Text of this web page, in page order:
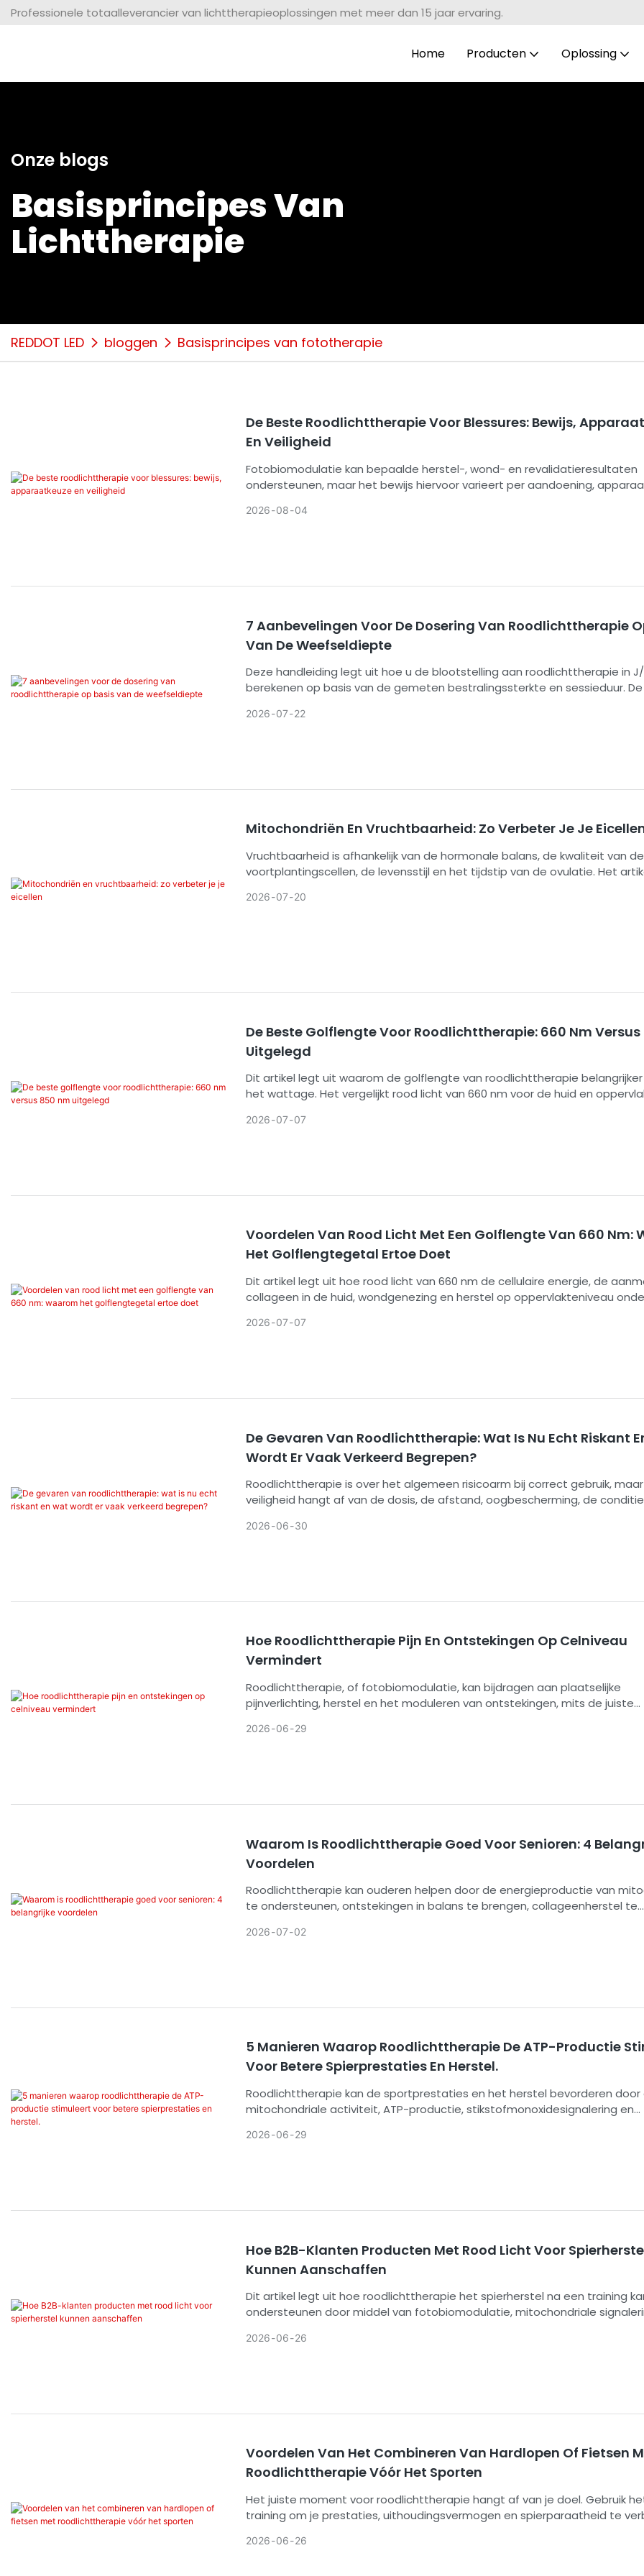
Professionele totaalleverancier van lichttherapieoplossingen met meer dan 15 jaar ervaring.
Home Producten Oplossing
Onze blogs
Basisprincipes Van
Lichttherapie
REDDOT LED bloggen Basisprincipes van fototherapie
De Beste Roodlichttherapie Voor Blessures: Bewijs,
En Veiligheid
Fotobiomodulatie kan bepaalde herstel-, wond- en revalidatieresultaten
ondersteunen, maar het bewijs hiervoor varieert per aandoening,
dosimetrie, veiligheid en wettelijke controles, met de nadruk dat
2026 08 04
7 Aanbevelingen Voor De Dosering Van Roodlichttherapie
Van De Weefseldiepte
Deze handleiding legt uit hoe u de blootstelling aan roodlichttherapie in
berekenen op basis van de gemeten bestralingssterkte en sessieduur.
en presenteert op onderzoek gebaseerde referentiewaarden en
2026 07 22
Mitochondriën En Vruchtbaarheid: Zo Verbeter Je Je
Vruchtbaarheid is afhankelijk van de hormonale balans, de kwaliteit van de
voortplantingscellen, de levensstijl en het tijdstip van de ovulatie. Het
het bijhouden van de menstruatiecyclus en wanneer medische hulp moet
2026 07 20
De Beste Golflengte Voor Roodlichttherapie: 660 Nm Versus
Uitgelegd
Dit artikel legt uit waarom de golflengte van roodlichttherapie belangrijker
het wattage. Het vergelijkt rood licht van 660 nm voor de huid en
apparaten met twee golflengten uit en biedt kopers een praktisch kader
2026 07 07
Voordelen Van Rood Licht Met Een Golflengte Van 660 Nm:
Het Golflengtegetal Ertoe Doet
Dit artikel legt uit hoe rood licht van 660 nm de cellulaire energie, de
collageen in de huid, wondgenezing en herstel op oppervlakteniveau
van 630 nm, 850 nm en 1060 nm en laat kopers zien hoe ze de
2026 07 07
De Gevaren Van Roodlichttherapie: Wat Is Nu Echt Riskant
Wordt Er Vaak Verkeerd Begrepen?
Roodlichttherapie is over het algemeen risicoarm bij correct gebruik,
veiligheid hangt af van de dosis, de afstand, oogbescherming, de
blootstelling van de ogen, overmatige stralingsintensiteit,
2026 06 30
Hoe Roodlichttherapie Pijn En Ontstekingen Op Celniveau
Vermindert
Roodlichttherapie, of fotobiomodulatie, kan bijdragen aan plaatselijke
pijnverlichting, herstel en het moduleren van ontstekingen, mits de juiste
bewijs hiervoor is het sterkst voor bepaalde aandoeningen van het
2026 06 29
Waarom Is Roodlichttherapie Goed Voor Senioren: 4
Voordelen
Roodlichttherapie kan ouderen helpen door de energieproductie van
te ondersteunen, ontstekingen in balans te brengen, collageenherstel te
Het artikel beschrijft de belangrijkste mechanismen, praktische voordelen,
2026 07 02
5 Manieren Waarop Roodlichttherapie De ATP-Productie
Voor Betere Spierprestaties En Herstel.
Roodlichttherapie kan de sportprestaties en het herstel bevorderen door
mitochondriale activiteit, ATP-productie, stikstofmonoxidesignalering en
vermoeidheid vertragen; na de training kan het spierpijn verminderen en
2026 06 29
Hoe B2B-Klanten Producten Met Rood Licht Voor
Kunnen Aanschaffen
Dit artikel legt uit hoe roodlichttherapie het spierherstel na een training
ondersteunen door middel van fotobiomodulatie, mitochondriale
oplossen van ontstekingen. Het behandelt ook de golflengten van 660 nm
2026 06 26
Voordelen Van Het Combineren Van Hardlopen Of Fietsen
Roodlichttherapie Vóór Het Sporten
Het juiste moment voor roodlichttherapie hangt af van je doel. Gebruik
training om je prestaties, uithoudingsvermogen en spierparaatheid te
de trainingsconsistentie de volgende dag te verbeteren. Een constante
2026 06 26
RDPRO1500-FS7:
regeling voor 7